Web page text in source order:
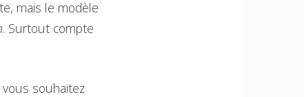
mais le modèle
. Surtout compte
souhaitez